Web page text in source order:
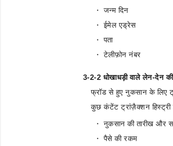
・ जन्म दिन
・ ईमेल एड्रेस
・ पता
・ टेलीफ़ोन नंबर
3-2-2 धोखाधड़ी वाले लेन-देन की
फ्रॉड से हुए नुकसान के लिए
कुछ कंटेंट ट्रांज़ैक्शन
・ नुकसान की तारीख और
・ पैसे की रकम